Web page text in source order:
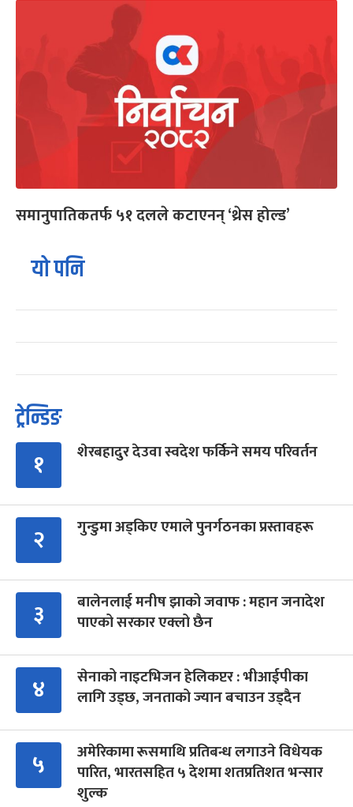
समानुपातिकतर्फ ५१ दलले कटाएनन् ‘थ्रेस होल्ड’
यो पनि
ट्रेन्डिङ
१ शेरबहादुर देउवा स्वदेश फर्किने समय परिवर्तन
२ गुन्डुमा अड्किए एमाले पुनर्गठनका प्रस्तावहरू
३
बालेनलाई मनीष झाको जवाफ : महान जनादेश
पाएको सरकार एक्लो छैन
४
सेनाको नाइटभिजन हेलिकप्टर : भीआईपीका
लागि उड्छ, जनताको ज्यान बचाउन उड्दैन
५
अमेरिकामा रूसमाथि प्रतिबन्ध लगाउने विधेयक
पारित, भारतसहित ५ देशमा शतप्रतिशत भन्सार
शुल्क